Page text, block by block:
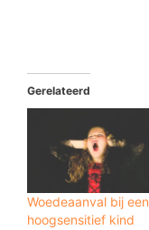
Gerelateerd
Woedeaanval bij een
hoogsensitief kind